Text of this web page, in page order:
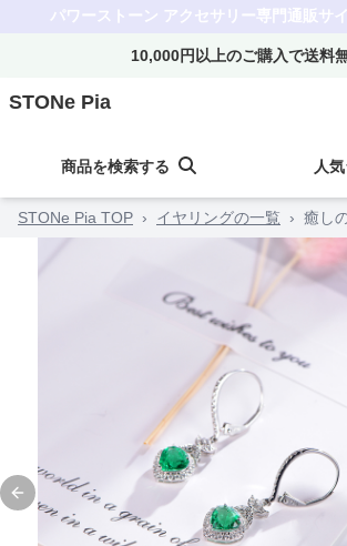
パワーストーン アクセサリー専門通販サ
10,000円以上のご購入で送料
STONe Pia
商品を検索する 人
STONe Pia TOP › イヤリングの一覧 › 癒し
Previous slide